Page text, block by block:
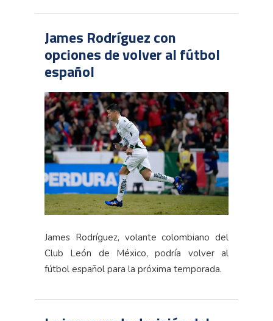
James Rodríguez con
opciones de volver al fútbol
español
James Rodríguez, volante colombiano del
Club León de México, podría volver al
fútbol español para la próxima temporada.